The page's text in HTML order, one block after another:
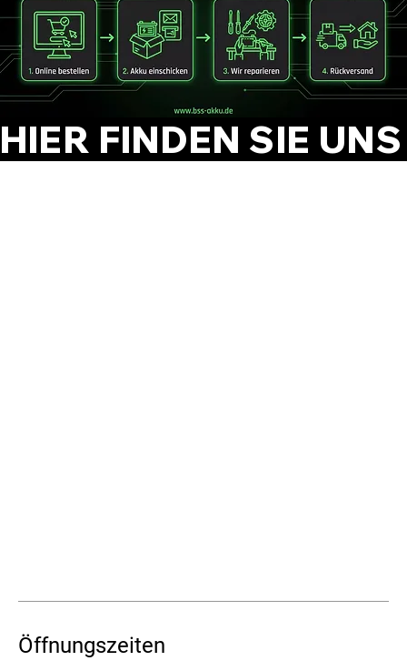
HIER FINDEN SIE UNS
Öffnungszeiten